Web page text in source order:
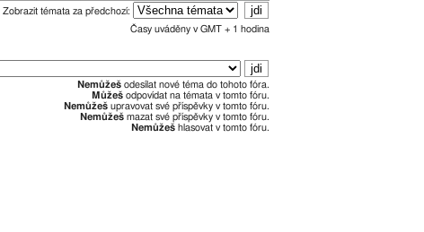
Zobrazit témata za předchozí:
Časy uváděny v GMT + 1 hodina
Nemůžeš odesílat nové téma do tohoto fóra.
Můžeš odpovídat na témata v tomto fóru.
Nemůžeš upravovat své příspěvky v tomto fóru.
Nemůžeš mazat své příspěvky v tomto fóru.
Nemůžeš hlasovat v tomto fóru.